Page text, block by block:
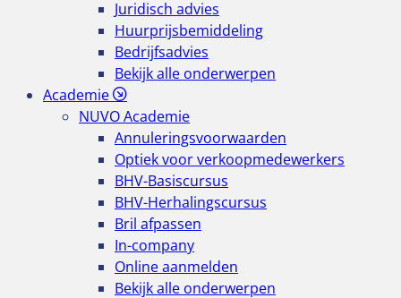
Juridisch advies
Huurprijsbemiddeling
Bedrijfsadvies
Bekijk alle onderwerpen
Academie
NUVO Academie
Annuleringsvoorwaarden
Optiek voor verkoopmedewerkers
BHV-Basiscursus
BHV-Herhalingscursus
Bril afpassen
In-company
Online aanmelden
Bekijk alle onderwerpen